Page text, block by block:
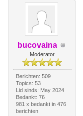
bucovaina
Moderator
Berichten: 509
Topics: 53
Lid sinds: May 2024
Bedankt: 76
981 x bedankt in 476
berichten